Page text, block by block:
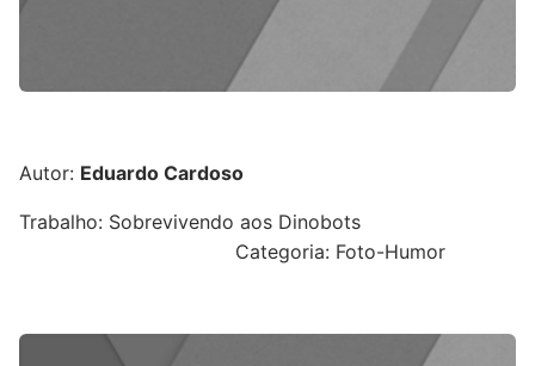
Autor: Eduardo Cardoso
Trabalho: Sobrevivendo aos Dinobots
Categoria: Foto-Humor